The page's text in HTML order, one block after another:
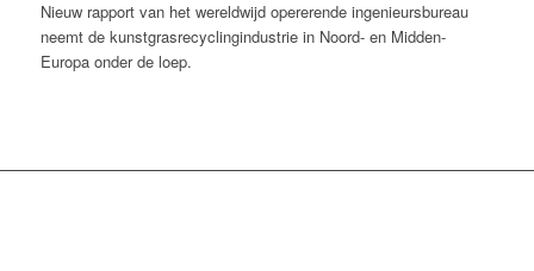
Nieuw rapport van het wereldwijd opererende ingenieursbureau
neemt de kunstgrasrecyclingindustrie in Noord- en Midden-
Europa onder de loep.